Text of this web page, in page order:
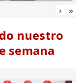
› »
nuestro
semana